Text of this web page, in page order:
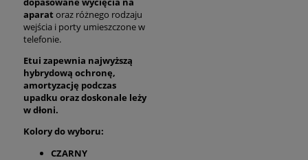
aparat oraz różnego rodzaju
wejścia i porty umieszczone w
telefonie.
Etui zapewnia najwyższą
hybrydową ochronę,
amortyzację podczas
upadku orazdoskonale leży
w dłoni.
Kolory do wyboru:
CZARNY